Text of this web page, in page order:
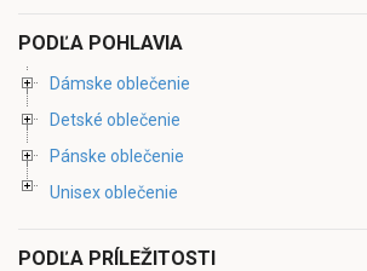
PODĽA POHLAVIA
Dámske oblečenie
Detské oblečenie
Pánske oblečenie
Unisex oblečenie
PODĽA PRÍLEŽITOSTI